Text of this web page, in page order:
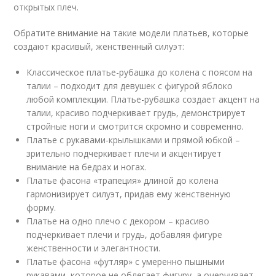
открытых плеч.
Обратите внимание на такие модели платьев, которые
создают красивый, женственный силуэт:
Классическое платье-рубашка до колена с поясом на
талии – подходит для девушек с фигурой яблоко
любой комплекции. Платье-рубашка создает акцент на
талии, красиво подчеркивает грудь, демонстрирует
стройные ноги и смотрится скромно и современно.
Платье с рукавами-крылышками и прямой юбкой –
зрительно подчеркивает плечи и акцентирует
внимание на бедрах и ногах.
Платье фасона «трапеция» длиной до колена
гармонизирует силуэт, придав ему женственную
форму.
Платье на одно плечо с декором – красиво
подчеркивает плечи и грудь, добавляя фигуре
женственности и элегантности.
Платье фасона «футляр» с умеренно пышными